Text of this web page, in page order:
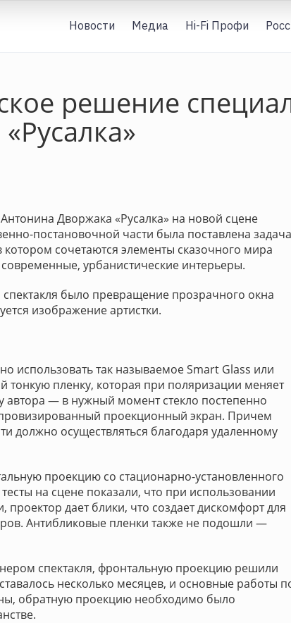
Новости Медиа Hi-Fi Профи
решение
Дворжака «Русалка» на новой сцене
постановочной части была поставлена задача
сочетаются элементы сказочного мира
урбанистические интерьеры.
было превращение прозрачного окна
изображение артистки.
использовать так называемое Smart Glass или
тонкую пленку, которая при поляризации меняет
автора — в нужный момент стекло постепенно
проекционный экран. Причем
должно осуществляться благодаря удаленному
проекцию со стационарно-установленного
на сцене показали, что при использовании
дает блики, что создает дискомфорт для
Антибликовые пленки также не подошли —
спектакля, фронтальную проекцию решили
несколько месяцев, и основные работы
обратную проекцию необходимо было